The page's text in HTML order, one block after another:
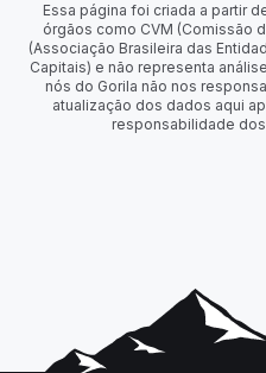
Essa página foi criada a partir
órgãos como CVM (Comissão
(Associação Brasileira das
Capitais) e não representa
nós do Gorila não nos
atualização dos dados aqui
responsabilidade